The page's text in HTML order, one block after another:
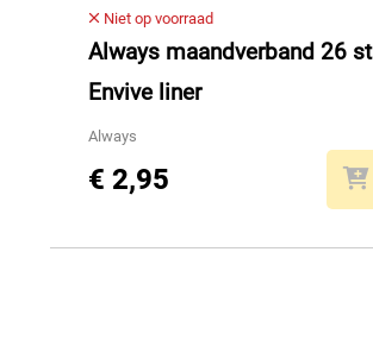
Niet op voorraad
Always maandverband 26 st
Envive liner
Always
€ 2,95